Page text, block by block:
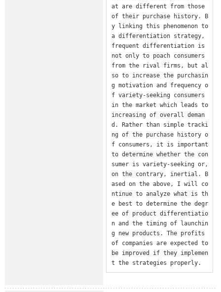
at are different from those
of their purchase history. B
y linking this phenomenon to
a differentiation strategy,
frequent differentiation is
not only to poach consumers
from the rival firms, but al
so to increase the purchasin
g motivation and frequency o
f variety-seeking consumers
in the market which leads to
increasing of overall deman
d. Rather than simple tracki
ng of the purchase history o
f consumers, it is important
to determine whether the con
sumer is variety-seeking or,
on the contrary, inertial. B
ased on the above, I will co
ntinue to analyze what is th
e best to determine the degr
ee of product differentiatio
n and the timing of launchin
g new products. The profits
of companies are expected to
be improved if they implemen
t the strategies properly.